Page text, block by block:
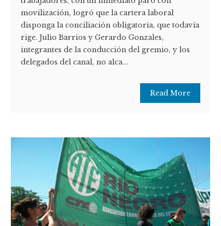
movilización, logró que la cartera laboral
disponga la conciliación obligatoria, que todavía
rige. Julio Barrios y Gerardo Gonzales,
integrantes de la conducción del gremio, y los
delegados del canal, no alca...
Read More